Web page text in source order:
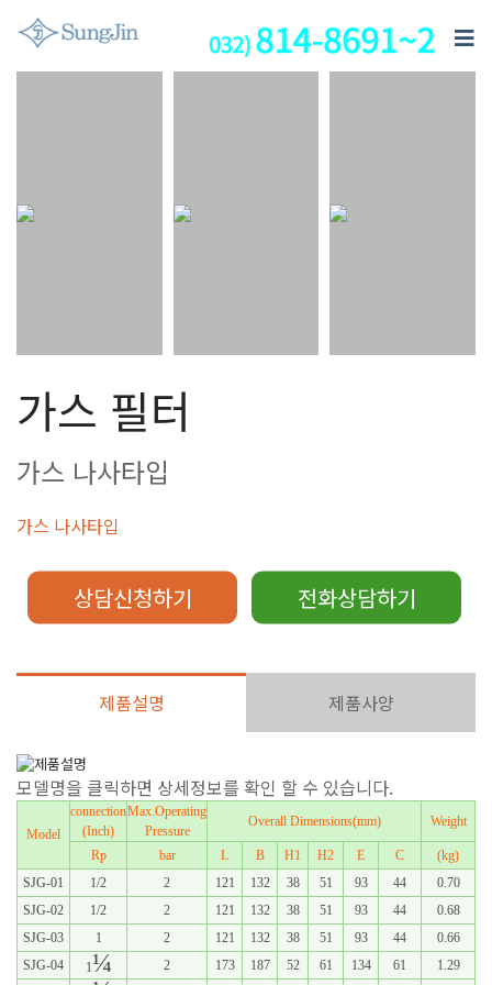
가스 필터
가스 나사타입
가스 나사타입
상담신청하기 전화상담하기
제품설명 제품사양
모델명을 클릭하면 상세정보를 확인 할 수 있습니다.
Model
connection
(Inch)
Max.Operating
Pressure
Overall Dimensions(mm) Weight
Rp bar L B H1 H2 E C
(kg)
SJG-01
1/2 2 121 132 38 51 93 44
0.70
SJG-02
1/2 2 121 132 38 51 93 44
0.68
SJG-03
1 2 121 132 38 51 93 44
0.66
SJG-04
1¼ 2 173 187 52 61 134 61 1.29